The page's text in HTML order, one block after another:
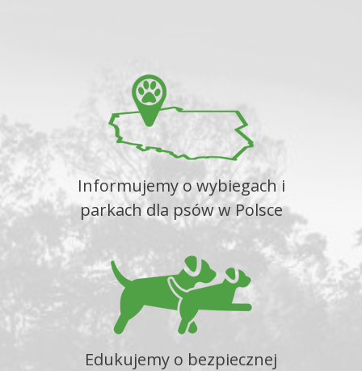
Informujemy o wybiegach i
parkach dla psów w Polsce
Edukujemy o bezpiecznej